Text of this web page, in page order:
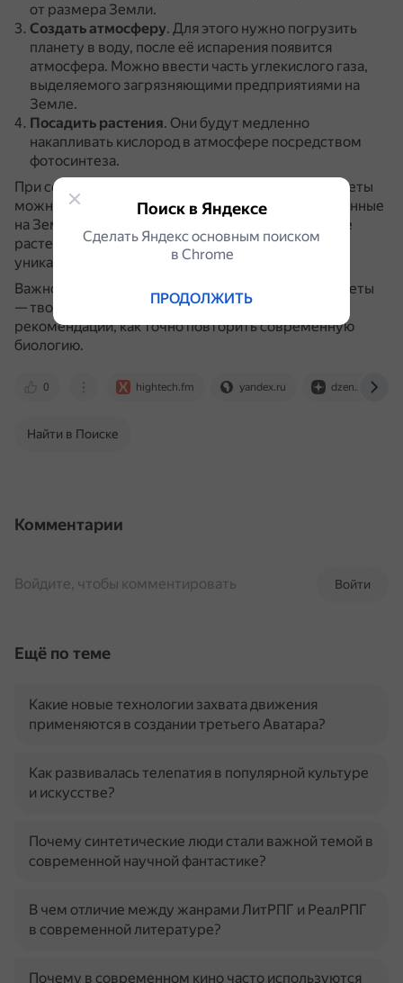
от размера Земли.
Создать атмосферу. Для этого нужно погрузить
планету в воду, после её испарения появится
атмосфера. Можно ввести часть углекислого газа,
выделяемого загрязняющими предприятиями на
Земле.
Посадить растения. Они будут медленно
накапливать кислород в атмосфере посредством
фотосинтеза.
При создании биологического разнообразия планеты
можно использовать уникальные виды, обнаруженные
на Земле.
Другой вариант — взять существующее
растение или животное и сделать их более
уникальными или странными.
Важно помнить, что создание вымышленной планеты
— творческий процесс, и нет универсальных
рекомендаций, как точно повторить современную
биологию.
0 hightech.fm yandex.ru dzen.ru
Найти в Поиске
Комментарии
Войти
Войдите, чтобы комментировать
Ещё по теме
Какие новые технологии захвата движения
применяются в создании третьего Аватара?
Как развивалась телепатия в популярной культуре
и искусстве?
Почему синтетические люди стали важной темой в
современной научной фантастике?
В чем отличие между жанрами ЛитРПГ и РеалРПГ
в современной литературе?
Почему в современном кино часто используются
Поиск в Яндексе
Сделать Яндекс основным поиском
в Сhrome
ПРОДОЛЖИТЬ